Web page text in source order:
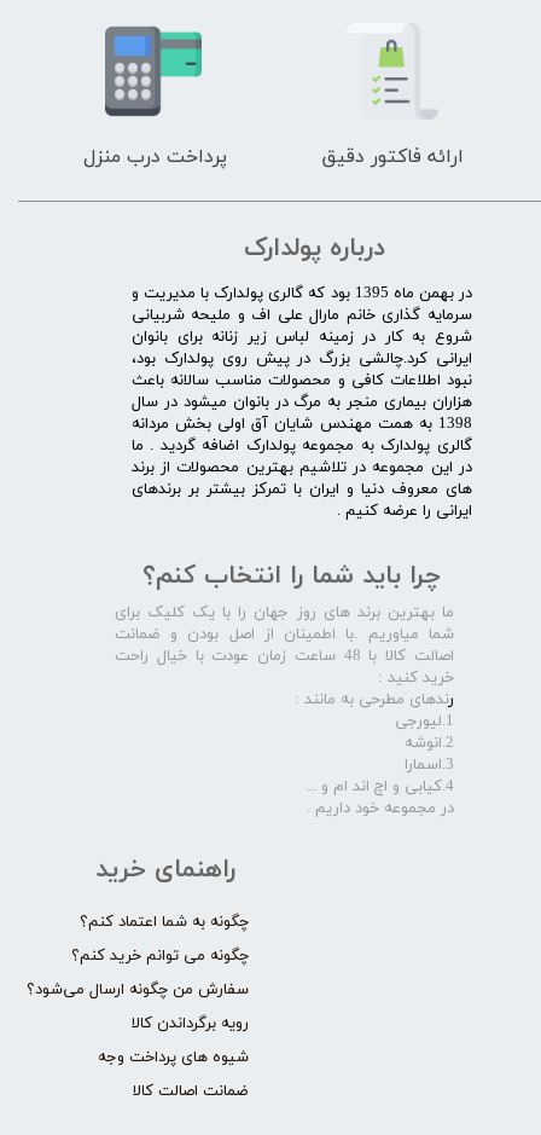
ارائه فاکتور دقیق پرداخت درب منزل
درباره پولدارک
در بهمن ماه 1395 بود که گالری پولدارک با مدیریت و
سرمایه گذاری خانم مارال علی اف و ملیحه شربیانی
شروع به کار در زمینه لباس زیر زنانه برای بانوان
ایرانی کرد.چالشی بزرگ در پیش روی پولدارک بود،
نبود اطلاعات کافی و محصولات مناسب سالانه باعث
هزاران بیماری منجر به مرگ در بانوان میشود در سال
1398 به همت مهندس شایان آق اولی بخش مردانه
گالری پولدارک به مجموعه پولدارک اضافه گردید . ما
در این مجموعه در تلاشیم بهترین محصولات از برند
های معروف دنیا و ایران با تمرکز بیشتر بر برندهای
ایرانی را عرضه کنیم .​​​​​​​
راهنمای خرید
چگونه به شما اعتماد کنم؟
چگونه می توانم خرید کنم؟
سفارش من چگونه ارسال می‌شود؟
رویه برگرداندن کالا
شیوه های پرداخت وجه
ضمانت اصالت کالا
چرا باید شما را انتخاب کنم؟
ما بهترین برند های روز جهان را با یک کلیک برای
شما میاوریم .با اطمینان از اصل بودن و ضمانت
اصالت کالا با 48 ساعت زمان عودت با خیال راحت
خرید کنید :
رندهای مطرحی به مانند :
1.لیورجی
2.انوشه
3.اسمارا
4.کیابی و اچ اند ام و ...
در مجموعه خود داریم .​​​​​​​